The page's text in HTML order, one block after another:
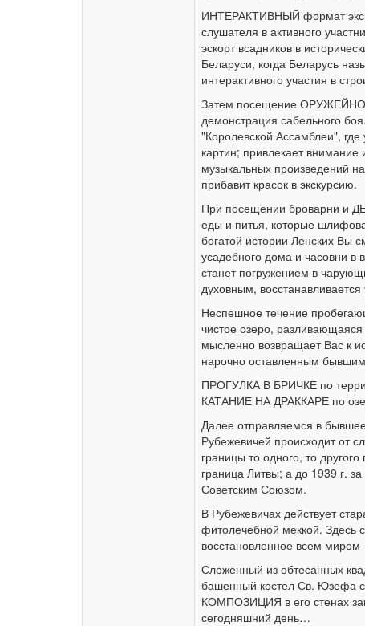
ИНТЕРАКТИВНЫЙ формат
слушателя в активного
эскорт всадников в
Беларуси, когда Беларусь
интерактивного участия в
Затем посещение
демонстрация сабельного
"Королевской Ассамблеи",
картин; привлекает
музыкальных произведений
прибавит красок в экскурсию.
При посещении броварни и
еды и питья, которые
богатой истории Ленских
усадебного дома и часовни в
станет погружением в
духовным,
Неспешное течение
чистое озеро,
мысленно возвращает Вас к
нарочно оставленным
ПРОГУЛКА В БРИЧКЕ по
КАТАНИЕ НА ДРАККАРЕ по
Далее отправляемся в
Рубежевичей происходит от
границы то одного, то
граница Литвы; а до 1939 г.
Советским Союзом.
В Рубежевичах действует
фитолечебной меккой. Здесь
восстановленное всем
Сложенный из обтесанных
башенный костел Св. Юзефа
КОМПОЗИЦИЯ в его стенах
сегодняшний день…